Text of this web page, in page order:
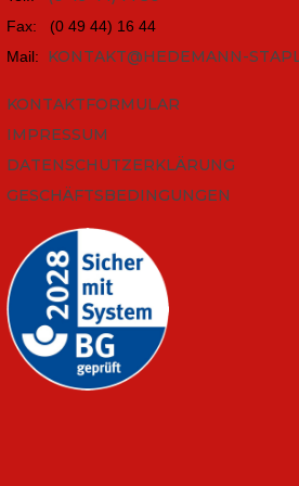
Fax: (0 49 44) 16 44
Mail: KONTAKT@HEDEMANN-
KONTAKTFORMULAR
IMPRESSUM
DATENSCHUTZERKLÄRUNG
GESCHÄFTSBEDINGUNGEN